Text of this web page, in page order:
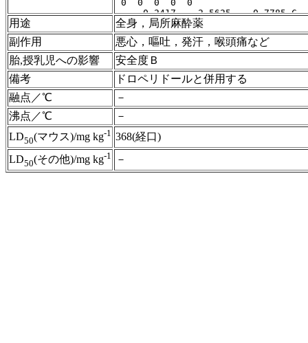
用途
全身，局所麻酔薬
副作用
悪心，嘔吐，発汗，喉頭痛など
胎,授乳児への影響
安全度Ｂ
備考
ドロペリドールと併用する
融点／℃
－
沸点／℃
－
LD50(マウス)/mg kg-1 368(経口)
LD50(その他)/mg kg-1 －